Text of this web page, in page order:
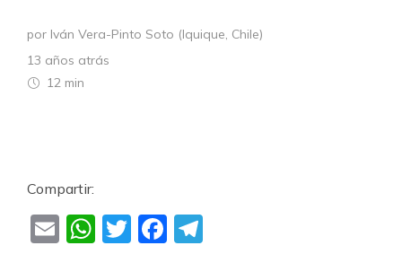
por Iván Vera-Pinto Soto (Iquique, Chile)
13 años atrás
12 min
Compartir:
EmailWhatsApp
TwitterFacebook